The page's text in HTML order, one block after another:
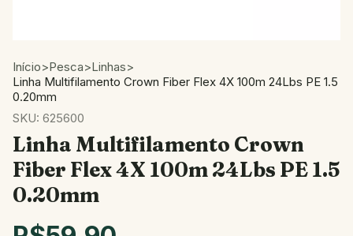
Início>Pesca>Linhas>
Linha Multifilamento Crown Fiber Flex 4X 100m 24Lbs PE 1.5
0.20mm
SKU: 625600
Linha Multifilamento Crown
Fiber Flex 4X 100m 24Lbs PE 1.5
0.20mm